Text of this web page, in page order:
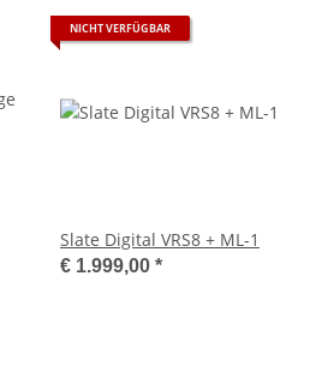
NICHT VERFÜGBAR
Slate Digital VRS8 + ML-1
€ 1.999,00 *